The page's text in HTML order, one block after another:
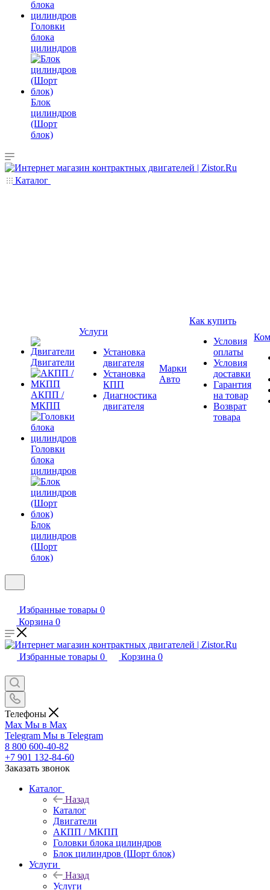
Головки
блока
цилиндров
Блок
цилиндров
(Шорт
блок)
Каталог
Двигатели
АКПП /
МКПП
Головки
блока
цилиндров
Блок
цилиндров
(Шорт
блок)
Услуги
Установка
двигателя
Установка
КПП
Диагностика
двигателя
Марки
Авто
Как купить
Условия
оплаты
Условия
доставки
Гарантия
на товар
Возврат
товара
Избранные товары 0
Корзина 0
Избранные товары 0 Корзина 0
Телефоны
Max Мы в Max
Telegram Мы в Telegram
8 800 600-40-82
+7 901 132-84-60
Заказать звонок
Каталог
Назад
Каталог
Двигатели
АКПП / МКПП
Головки блока цилиндров
Блок цилиндров (Шорт блок)
Услуги
Назад
Услуги